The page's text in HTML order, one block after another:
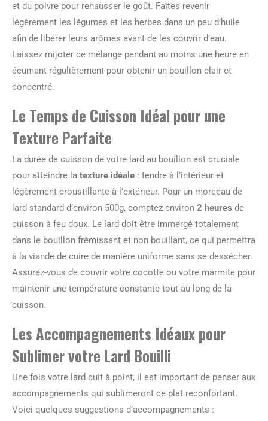
et du poivre pour rehausser le goût. Faites revenir
légèrement les légumes et les herbes dans un peu d’huile
afin de libérer leurs arômes avant de les couvrir d’eau.
Laissez mijoter ce mélange pendant au moins une heure en
écumant régulièrement pour obtenir un bouillon clair et
concentré.
Le Temps de Cuisson Idéal pour une
Texture Parfaite
La durée de cuisson de votre lard au bouillon est cruciale
pour atteindre la texture idéale : tendre à l’intérieur et
légèrement croustillante à l’extérieur. Pour un morceau de
lard standard d’environ 500g, comptez environ 2 heures de
cuisson à feu doux. Le lard doit être immergé totalement
dans le bouillon frémissant et non bouillant, ce qui permettra
à la viande de cuire de manière uniforme sans se dessécher.
Assurez-vous de couvrir votre cocotte ou votre marmite pour
maintenir une température constante tout au long de la
cuisson.
Les Accompagnements Idéaux pour
Sublimer votre Lard Bouilli
Une fois votre lard cuit à point, il est important de penser aux
accompagnements qui sublimeront ce plat réconfortant.
Voici quelques suggestions d’accompagnements :